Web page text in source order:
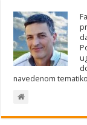
navedenom